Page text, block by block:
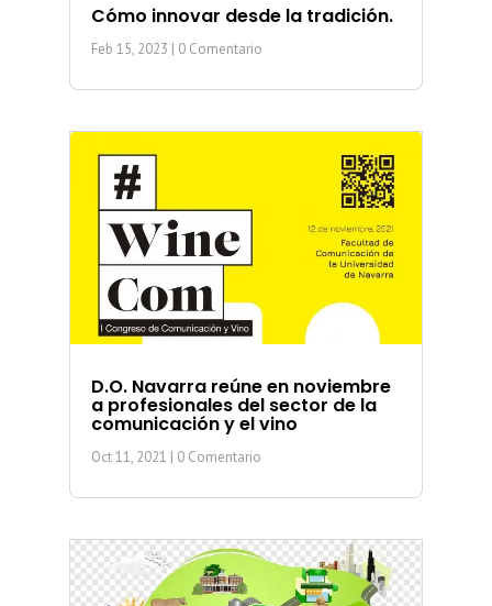
Cómo innovar desde la tradición.
Feb 15, 2023 | 0 Comentario
D.O. Navarra reúne en noviembre
a profesionales del sector de la
comunicación y el vino
Oct 11, 2021 | 0 Comentario